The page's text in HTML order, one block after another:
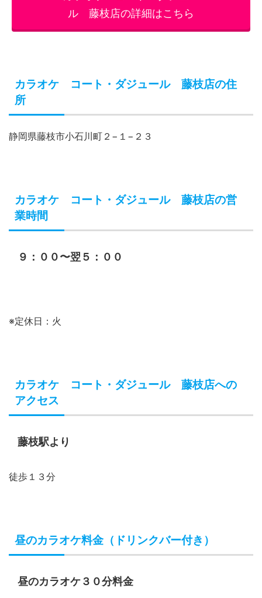
ル 藤枝店の詳細はこちら
カラオケ コート・ダジュール 藤枝店の住
所
静岡県藤枝市小石川町２−１−２３
カラオケ コート・ダジュール 藤枝店の営
業時間
９：００〜翌５：００
※定休日：火
カラオケ コート・ダジュール 藤枝店への
アクセス
藤枝駅より
徒歩１３分
昼のカラオケ料金（ドリンクバー付き）
昼のカラオケ３０分料金